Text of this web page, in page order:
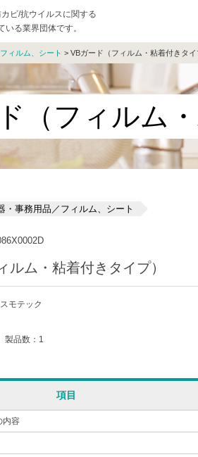
ビ/抗ウイルスに関する
いる業界団体です。
フィルム、シート > VBガード（フィルム・粘着付きタ
（フィルム
・事務用品／フィルム、シート
ルム・粘着付きタイプ）
モテック
品数：1
項目
内容